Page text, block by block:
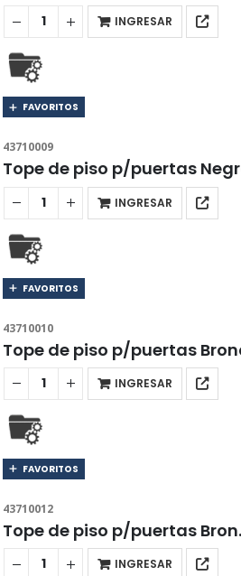
INGRESAR
FAVORITOS
43710009
Tope de piso p/puertas
INGRESAR
FAVORITOS
43710010
Tope de piso p/puertas
INGRESAR
FAVORITOS
43710012
Tope de piso p/puertas
INGRESAR